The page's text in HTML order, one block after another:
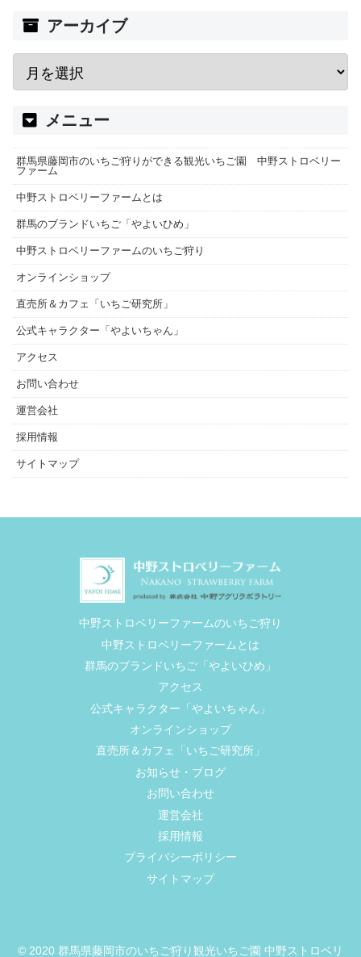
アーカイブ
メニュー
群馬県藤岡市のいちご狩りができる観光いちご園 中野ストロベリー
ファーム
中野ストロベリーファームとは
群馬のブランドいちご「やよいひめ」
中野ストロベリーファームのいちご狩り
オンラインショップ
直売所＆カフェ「いちご研究所」
公式キャラクター「やよいちゃん」
アクセス
お問い合わせ
運営会社
採用情報
サイトマップ
中野ストロベリーファームのいちご狩り
中野ストロベリーファームとは
群馬のブランドいちご「やよいひめ」
アクセス
公式キャラクター「やよいちゃん」
オンラインショップ
直売所＆カフェ「いちご研究所」
お知らせ・ブログ
お問い合わせ
運営会社
採用情報
プライバシーポリシー
サイトマップ
© 2020 群馬県藤岡市のいちご狩り観光いちご園 中野ストロベリ